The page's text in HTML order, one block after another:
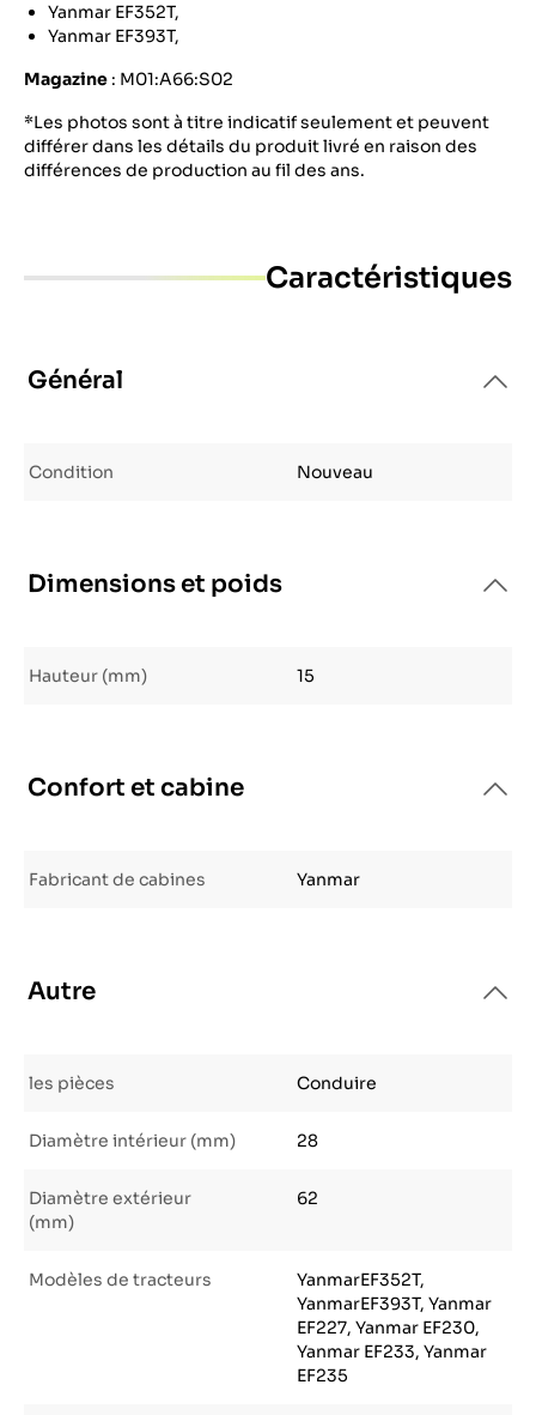
Yanmar EF352T,
Yanmar EF393T,
Magazine : M01:A66:S02
*Les photos sont à titre indicatif seulement et peuvent
différer dans les détails du produit livré en raison des
différences de production au fil des ans.
Caractéristiques
Général
Condition Nouveau
Dimensions et poids
Hauteur (mm) 15
Confort et cabine
Fabricant de cabines Yanmar
Autre
les pièces Conduire
Diamètre intérieur (mm) 28
Diamètre extérieur
(mm)
62
Modèles de tracteurs
YanmarEF352T,
YanmarEF393T, Yanmar
EF227, Yanmar EF230,
Yanmar EF233, Yanmar
EF235